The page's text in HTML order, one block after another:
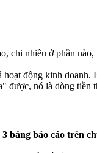
nhiều ở phần
động kinh
nó là dòng tiền
bảng báo cáo trên